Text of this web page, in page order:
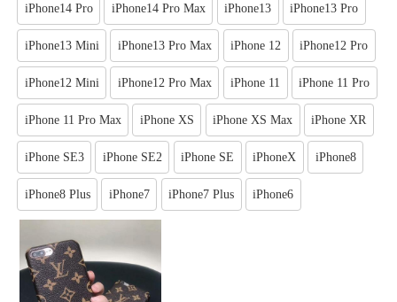
iPhone14 Pro iPhone14 Pro Max iPhone13 iPhone13 Pro
iPhone13 Mini iPhone13 Pro Max iPhone 12 iPhone12 Pro
iPhone12 Mini iPhone12 Pro Max iPhone 11 iPhone 11 Pro
iPhone 11 Pro Max iPhone XS iPhone XS Max iPhone XR
iPhone SE3 iPhone SE2 iPhone SE iPhoneX iPhone8
iPhone8 Plus iPhone7 iPhone7 Plus iPhone6